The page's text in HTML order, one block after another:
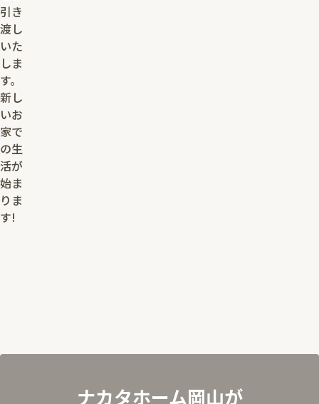
引き
渡し
いた
しま
す。
新し
いお
家で
の生
活が
始ま
りま
す!
ナカタホーム岡山が